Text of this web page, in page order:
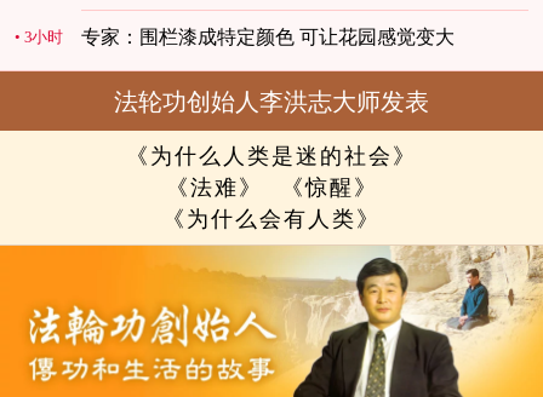
3小时 专家：围栏漆成特定颜色 可让花园感觉变大
法轮功创始人李洪志大师发表
《为什么人类是迷的社会》
《法难》
《惊醒》
《为什么会有人类》